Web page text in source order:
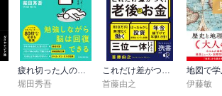
疲れ切った人のための勉強法
堀田秀吾
これだけ差がつく！老後のお金 55歳から15年で2500万円をつくる
首藤由之
伊藤敏